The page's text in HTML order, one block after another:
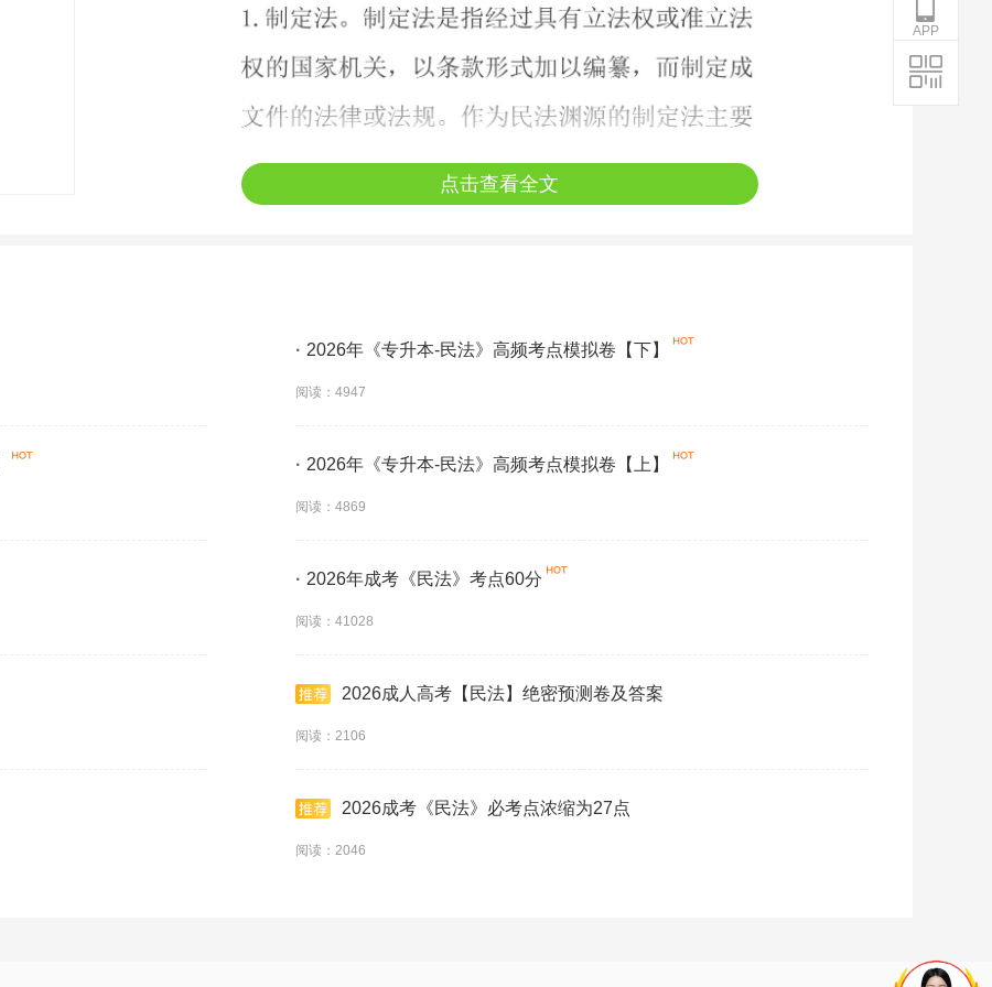
点击查看全文
· 2026年《专升本-民法》高频考点模拟卷【下】
阅读：4947
· 2026年《专升本-民法》高频考点模拟卷【上】
阅读：4869
· 2026年成考《民法》考点60分
阅读：41028
2026成人高考【民法】绝密预测卷及答案
阅读：2106
2026成考《民法》必考点浓缩为27点
阅读：2046
APP